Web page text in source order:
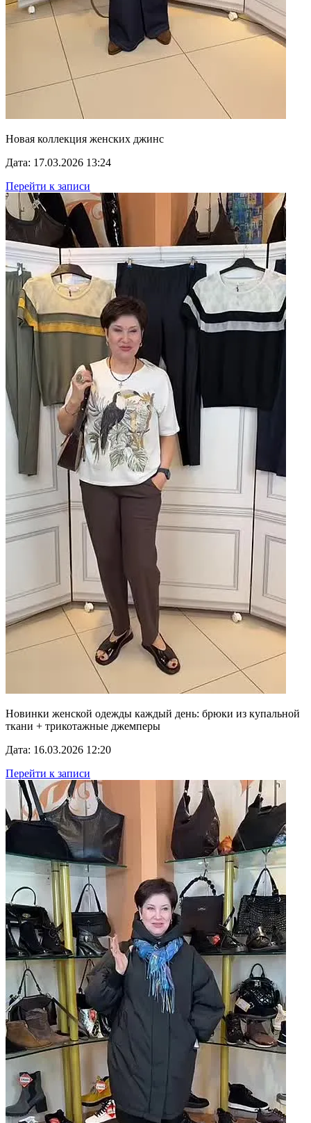
Новая коллекция женских джинс
Дата: 17.03.2026 13:24
Перейти к записи
Новинки женской одежды каждый день: брюки из купальной
ткани + трикотажные джемперы
Дата: 16.03.2026 12:20
Перейти к записи